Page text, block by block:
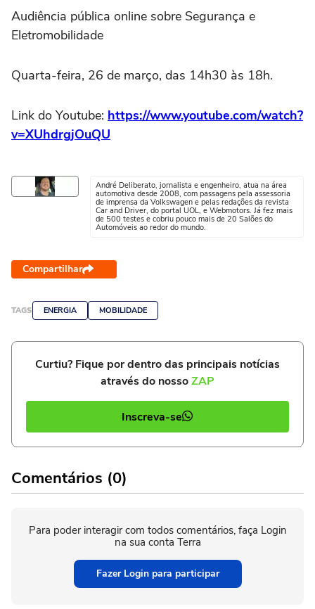
Audiência pública online sobre Segurança e
Eletromobilidade
Quarta-feira, 26 de março, das 14h30 às 18h.
Link do Youtube: https://www.youtube.com/watch?
v=XUhdrgjOuQU
André Deliberato, jornalista e engenheiro, atua na área
automotiva desde 2008, com passagens pela assessoria
de imprensa da Volkswagen e pelas redações da revista
Car and Driver, do portal UOL, e Webmotors. Já fez mais
de 500 testes e cobriu pouco mais de 20 Salões do
Automóveis ao redor do mundo.
Compartilhar
TAGS ENERGIA MOBILIDADE
Curtiu? Fique por dentro das principais notícias
através do nossoZAP
Inscreva-se
Comentários (0)
Para poder interagir com todos comentários, faça Login
na sua conta Terra
Fazer Login para participar